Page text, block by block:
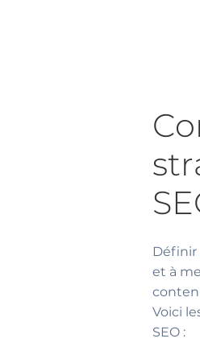
Définir
et à
Voici
SEO :